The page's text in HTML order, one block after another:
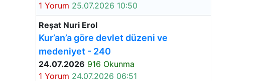
1 Yorum 25.07.2026 10:50
Reşat Nuri Erol
Kur’an’a göre devlet düzeni ve
medeniyet - 240
24.07.2026 916 Okunma
1 Yorum 24.07.2026 06:51